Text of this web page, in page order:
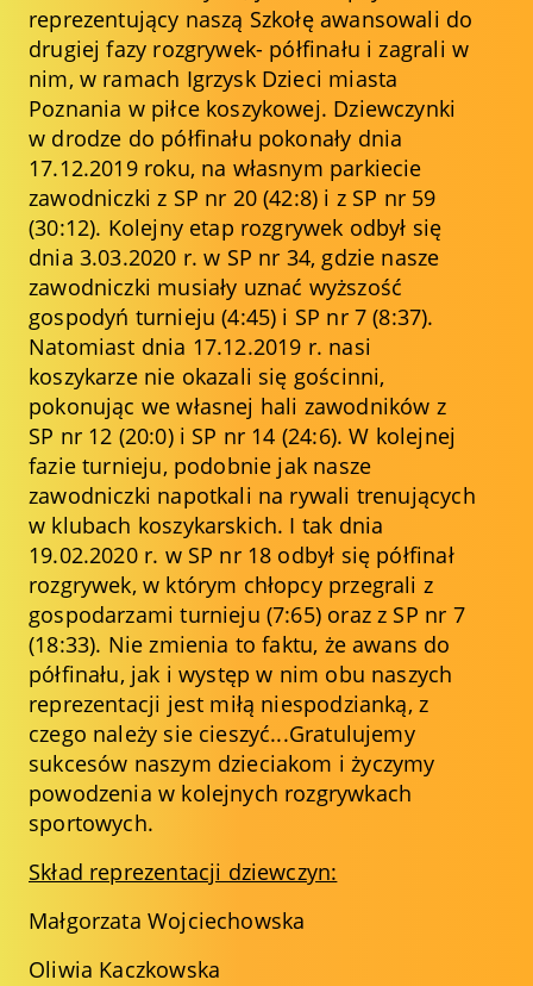
reprezentujący naszą Szkołę awansowali do
drugiej fazy rozgrywek- półfinału i zagrali w
nim, w ramach Igrzysk Dzieci miasta
Poznania w piłce koszykowej. Dziewczynki
w drodze do półfinału pokonały dnia
17.12.2019 roku, na własnym parkiecie
zawodniczki z SP nr 20 (42:8) i z SP nr 59
(30:12). Kolejny etap rozgrywek odbył się
dnia 3.03.2020 r. w SP nr 34, gdzie nasze
zawodniczki musiały uznać wyższość
gospodyń turnieju (4:45) i SP nr 7 (8:37).
Natomiast dnia 17.12.2019 r. nasi
koszykarze nie okazali się gościnni,
pokonując we własnej hali zawodników z
SP nr 12 (20:0) i SP nr 14 (24:6). W kolejnej
fazie turnieju, podobnie jak nasze
zawodniczki napotkali na rywali trenujących
w klubach koszykarskich. I tak dnia
19.02.2020 r. w SP nr 18 odbył się półfinał
rozgrywek, w którym chłopcy przegrali z
gospodarzami turnieju (7:65) oraz z SP nr 7
(18:33). Nie zmienia to faktu, że awans do
półfinału, jak i występ w nim obu naszych
reprezentacji jest miłą niespodzianką, z
czego należy sie cieszyć...Gratulujemy
sukcesów naszym dzieciakom i życzymy
powodzenia w kolejnych rozgrywkach
sportowych.
Skład reprezentacji dziewczyn:
Małgorzata Wojciechowska
Oliwia Kaczkowska